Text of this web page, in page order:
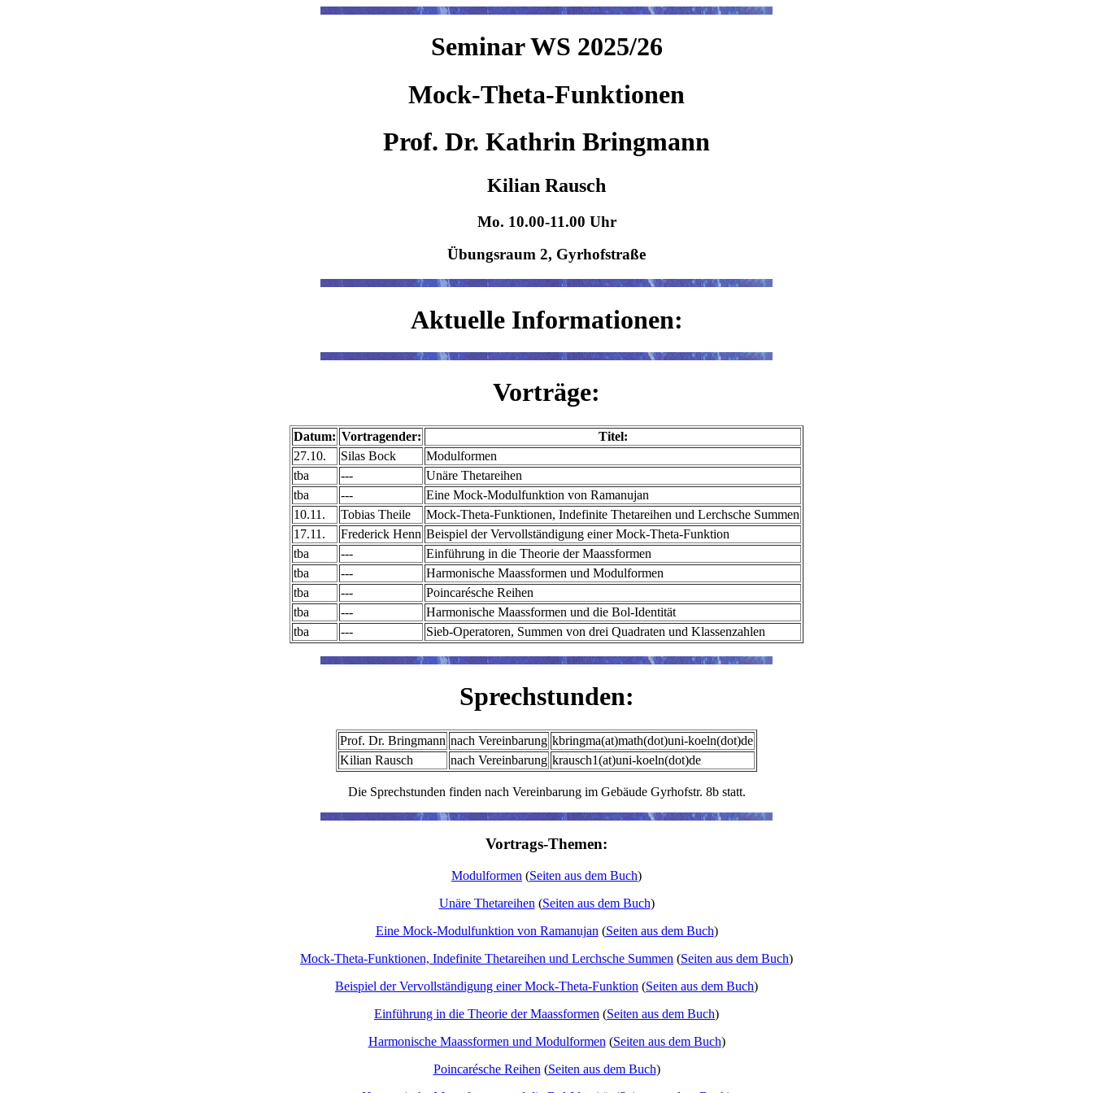
Seminar WS 2025/26
Mock-Theta-Funktionen
Prof. Dr. Kathrin Bringmann
Kilian Rausch
Mo. 10.00-11.00 Uhr
Übungsraum 2, Gyrhofstraße
Aktuelle Informationen:
Vorträge:
Datum: Vortragender:
Titel:
27.10.
Silas Bock
Modulformen
tba
---
Unäre Thetareihen
tba
---
Eine Mock-Modulfunktion von Ramanujan
10.11.
Tobias Theile
Mock-Theta-Funktionen, Indefinite Thetareihen und Lerchsche Summen
17.11.
Frederick Henn Beispiel der Vervollständigung einer Mock-Theta-Funktion
tba
---
Einführung in die Theorie der Maassformen
tba
---
Harmonische Maassformen und Modulformen
tba
---
Poincarésche Reihen
tba
---
Harmonische Maassformen und die Bol-Identität
tba
--- Sieb-Operatoren, Summen von drei Quadraten und Klassenzahlen
Sprechstunden:
Prof. Dr. Bringmann nach Vereinbarung kbringma(at)math(dot)uni-koeln(dot)de
Kilian Rausch
nach Vereinbarung krausch1(at)uni-koeln(dot)de
Die Sprechstunden finden nach Vereinbarung im Gebäude Gyrhofstr. 8b statt.
Vortrags-Themen:
Modulformen (Seiten aus dem Buch)
Unäre Thetareihen (Seiten aus dem Buch)
Eine Mock-Modulfunktion von Ramanujan (Seiten aus dem Buch)
Mock-Theta-Funktionen, Indefinite Thetareihen und Lerchsche Summen (Seiten aus dem Buch)
Beispiel der Vervollständigung einer Mock-Theta-Funktion (Seiten aus dem Buch)
Einführung in die Theorie der Maassformen (Seiten aus dem Buch)
Harmonische Maassformen und Modulformen (Seiten aus dem Buch)
Poincarésche Reihen (Seiten aus dem Buch)